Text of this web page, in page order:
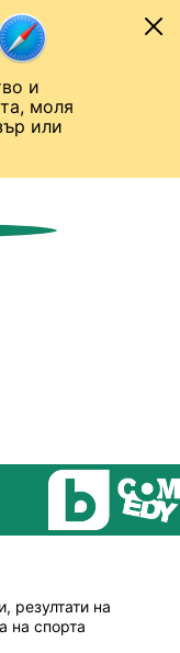
и
моля
или
резултати на
на спорта